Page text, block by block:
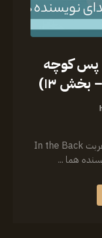
پس کوچه
۱۳)
کتاب صوتی در کوچه پس کوچه های غربت In the Back